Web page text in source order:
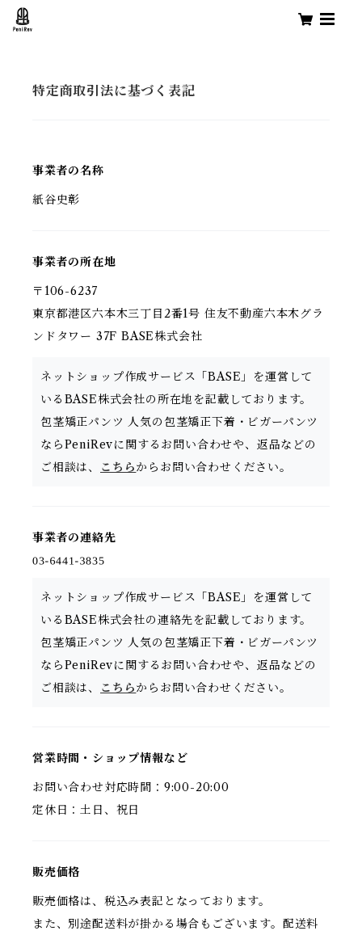
特定商取引法に基づく表記
事業者の名称
紙谷史彰
事業者の所在地
〒106-6237
東京都港区六本木三丁目2番1号 住友不動産六本木グラ
ンドタワー 37F BASE株式会社
ネットショップ作成サービス「BASE」を運営して
いるBASE株式会社の所在地を記載しております。
包茎矯正パンツ 人気の包茎矯正下着・ビガーパンツ
ならPeniRevに関するお問い合わせや、返品などの
ご相談は、
こちらからお問い合わせください。
事業者の連絡先
ネットショップ作成サービス「BASE」を運営して
いるBASE株式会社の連絡先を記載しております。
包茎矯正パンツ 人気の包茎矯正下着・ビガーパンツ
ならPeniRevに関するお問い合わせや、返品などの
ご相談は、
こちらからお問い合わせください。
営業時間・ショップ情報など
お問い合わせ対応時間：9:00-20:00
定休日：土日、祝日
販売価格
販売価格は、税込み表記となっております。
また、別途配送料が掛かる場合もございます。配送料